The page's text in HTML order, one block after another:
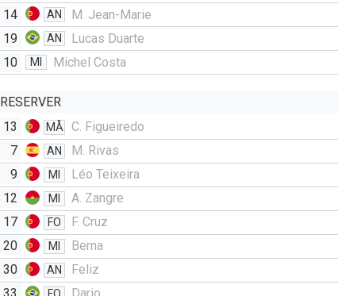
14 AN M. Jean-Marie
19 AN Lucas Duarte
10 MI Michel Costa
RESERVER
13
MÅ
C. Figueiredo
7
AN M. Rivas
9 MI Léo Teixeira
12 MI A. Zangre
17 FO F. Cruz
20 MI
Berna
30
AN
Feliz
FO